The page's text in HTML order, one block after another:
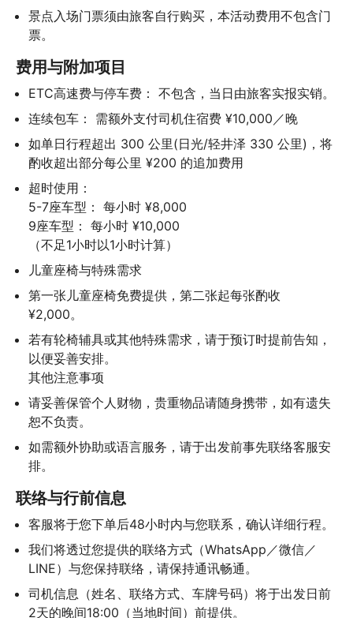
景点入场门票须由旅客自行购买，本活动费用不包含门
票。
费用与附加项目
ETC高速费与停车费： 不包含，当日由旅客实报实销。
连续包车： 需额外支付司机住宿费 ¥10,000／晚
如单日行程超出 300 公里(日光/轻井泽 330 公里)，将
酌收超出部分每公里 ¥200 的追加费用
超时使用：
5-7座车型： 每小时 ¥8,000
9座车型： 每小时 ¥10,000
（不足1小时以1小时计算）
儿童座椅与特殊需求
第一张儿童座椅免费提供，第二张起每张酌收
¥2,000。
若有轮椅辅具或其他特殊需求，请于预订时提前告知，
以便妥善安排。
其他注意事项
请妥善保管个人财物，贵重物品请随身携带，如有遗失
恕不负责。
如需额外协助或语言服务，请于出发前事先联络客服安
排。
联络与行前信息
客服将于您下单后48小时内与您联系，确认详细行程。
我们将透过您提供的联络方式（WhatsApp／微信／
LINE）与您保持联络，请保持通讯畅通。
司机信息（姓名、联络方式、车牌号码）将于出发日前
2天的晚间18:00（当地时间）前提供。